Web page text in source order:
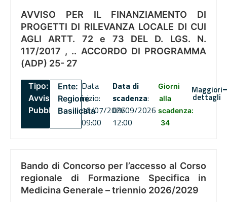
AVVISO PER IL FINANZIAMENTO DI
PROGETTI DI RILEVANZA LOCALE DI CUI
AGLI ARTT. 72 e 73 DEL D. LGS. N.
117/2017 , .. ACCORDO DI PROGRAMMA
(ADP) 25- 27
Tipo:
Avviso
Pubblico
Ente:
Regione
Basilicata
Data
inizio:
16/07/2026
09:00
Data di
scadenza:
09/09/2026
12:00
Giorni
alla
scadenza:
34
Maggiori
dettagli
Bando di Concorso per l’accesso al Corso
regionale di Formazione Specifica in
Medicina Generale – triennio 2026/2029